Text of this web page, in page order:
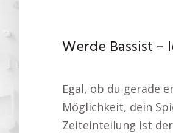
Werde Bassist –
Egal, ob du gerade
Möglichkeit, dein
Zeiteinteilung ist